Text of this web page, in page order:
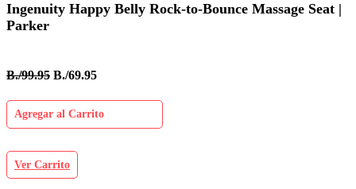
Ingenuity Happy Belly Rock-to-Bounce Massage Seat |
Parker
B./99.95 B./69.95
Agregar al Carrito
Ver Carrito